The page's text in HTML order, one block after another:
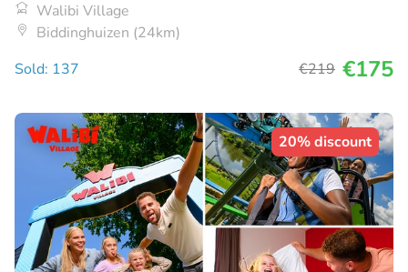
Walibi Village
Biddinghuizen (24km)
Sold: 137
€219 €175
20% discount